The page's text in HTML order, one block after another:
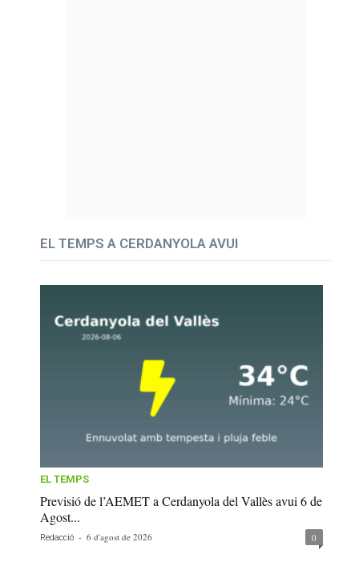
EL TEMPS A CERDANYOLA AVUI
EL TEMPS
Previsió de l’AEMET a Cerdanyola del Vallès avui 6 de
Agost...
Redacció - 6 d'agost de 2026 0